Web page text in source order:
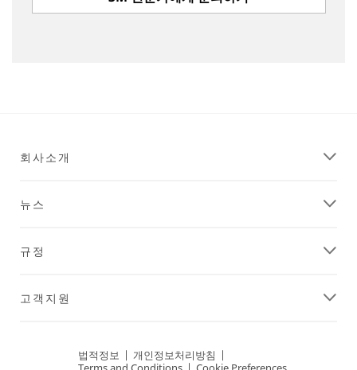
회사소개
뉴스
규정
고객지원
법적정보 | 개인정보처리방침 |